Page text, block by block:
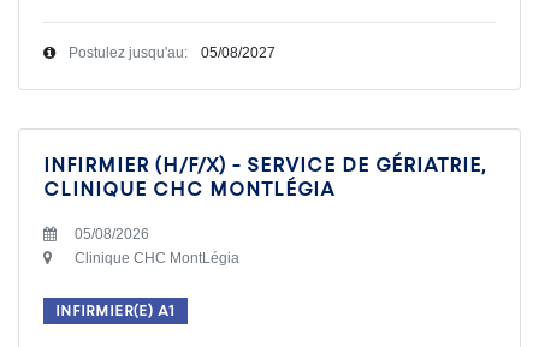
Postulez jusqu'au: 05/08/2027
Infirmier (H/F/X) - Service de gériatrie,
Clinique CHC MontLégia
05/08/2026
Clinique CHC MontLégia
Infirmier(e) A1